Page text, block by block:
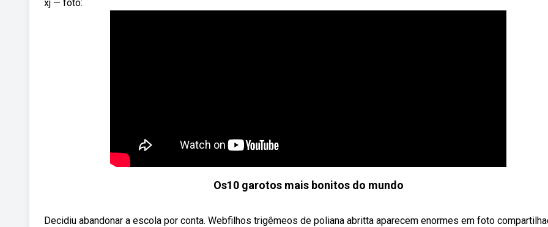
xj — foto:
Os10 garotos mais bonitos do mundo
Decidiu abandonar a escola por conta. Webfilhos trigêmeos de poliana abritta aparecem enormes em foto